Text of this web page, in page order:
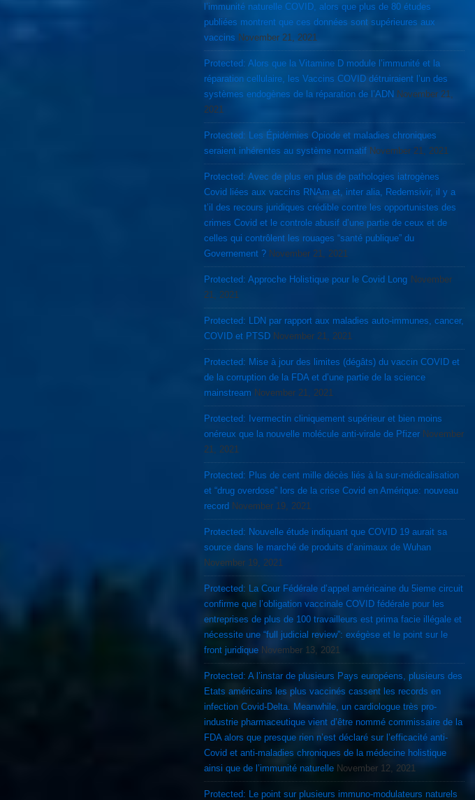
l’immunité naturelle COVID, alors que plus de 80 études
publiées montrent que ces données sont supérieures aux
vaccins November 21, 2021
Protected: Alors que la Vitamine D module l’immunité et la
réparation cellulaire, les Vaccins COVID détruiraient l’un des
systèmes endogènes de la réparation de l’ADN November 21,
2021
Protected: Les Épidémies Opiode et maladies chroniques
seraient inhérentes au système normatif November 21, 2021
Protected: Avec de plus en plus de pathologies iatrogènes
Covid liées aux vaccins RNAm et, inter alia, Redemsivir, il y a
t’il des recours juridiques crédible contre les opportunistes des
crimes Covid et le controle abusif d’une partie de ceux et de
celles qui contrôlent les rouages “santé publique” du
Governement ? November 21, 2021
Protected: Approche Holistique pour le Covid Long November
21, 2021
Protected: LDN par rapport aux maladies auto-immunes, cancer,
COVID et PTSD November 21, 2021
Protected: Mise à jour des limites (dégâts) du vaccin COVID et
de la corruption de la FDA et d’une partie de la science
mainstream November 21, 2021
Protected: Ivermectin cliniquement supérieur et bien moins
onéreux que la nouvelle molécule anti-virale de Pfizer November
21, 2021
Protected: Plus de cent mille décès liés à la sur-médicalisation
et “drug overdose” lors de la crise Covid en Amérique: nouveau
record November 19, 2021
Protected: Nouvelle étude indiquant que COVID 19 aurait sa
source dans le marché de produits d’animaux de Wuhan
November 19, 2021
Protected: La Cour Fédérale d’appel américaine du 5ieme circuit
confirme que l’obligation vaccinale COVID fédérale pour les
entreprises de plus de 100 travailleurs est prima facie illégale et
nécessite une “full judicial review”: exégèse et le point sur le
front juridique November 13, 2021
Protected: A l’instar de plusieurs Pays européens, plusieurs des
Etats américains les plus vaccinés cassent les records en
infection Covid-Delta. Meanwhile, un cardiologue très pro-
industrie pharmaceutique vient d’être nommé commissaire de la
FDA alors que presque rien n’est déclaré sur l’efficacité anti-
Covid et anti-maladies chroniques de la médecine holistique
ainsi que de l’immunité naturelle November 12, 2021
Protected: Le point sur plusieurs immuno-modulateurs naturels